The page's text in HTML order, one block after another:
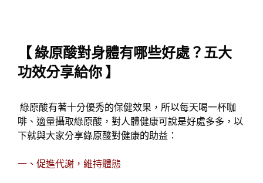
【 綠原酸對身體有哪些好處？五大
功效分享給你 】
綠原酸有著十分優秀的保健效果，所以每天喝一杯咖
啡、適量攝取綠原酸，對人體健康可說是好處多多，以
下就與大家分享綠原酸對健康的助益：
一、促進代謝，維持體態